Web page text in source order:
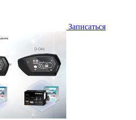
Записаться